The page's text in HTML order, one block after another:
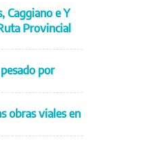
Caggiano e Y
Provincial
por
obras viales en